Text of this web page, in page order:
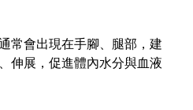
常會出現在手腳、腿部，建
伸展，促進體內水分與血液